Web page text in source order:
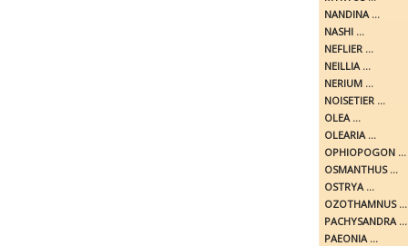
NANDINA ...
NASHI ...
NEFLIER ...
NEILLIA ...
NERIUM ...
NOISETIER ...
OLEA ...
OLEARIA ...
OPHIOPOGON ...
OSMANTHUS ...
OSTRYA ...
OZOTHAMNUS ...
PACHYSANDRA ...
PAEONIA ...